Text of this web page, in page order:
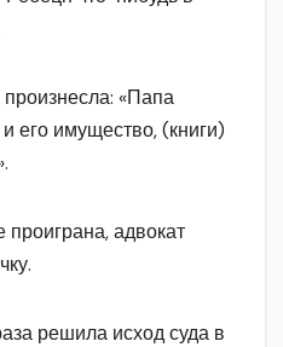
«Папа
его имущество, (книги)
проиграна, адвокат
решила исход суда в